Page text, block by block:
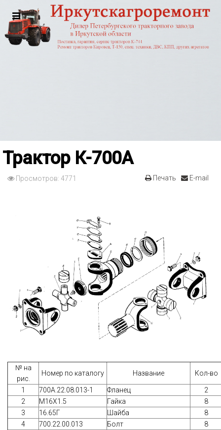
Трактор К-700А
Печать E-mail
Просмотров: 4771
№ на
рис.
Номер по каталогу Название Кол-во
1 700А.22.08.013-1 Фланец
2
2
М16Х1.5 Гайка
8
3
16.65Г Шайба
8
4
700.22.00.013 Болт
8